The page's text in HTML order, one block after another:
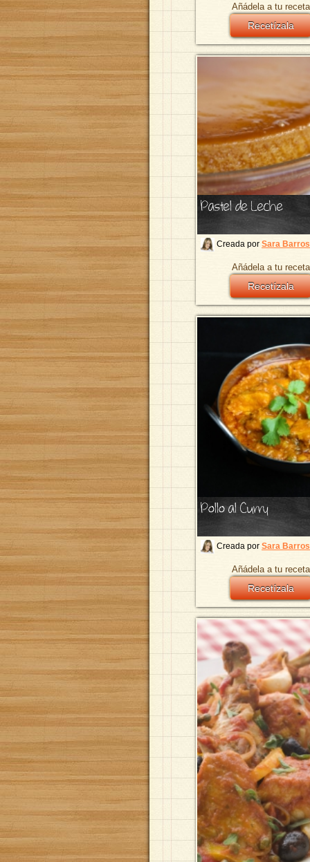
Añádela a tu
Recetízala
Pastel de Leche
Creada por Sara
Añádela a tu
Recetízala
Pollo al Curry
Creada por Sara
Añádela a tu
Recetízala